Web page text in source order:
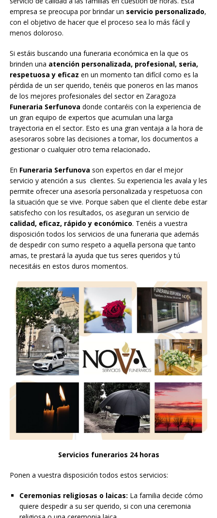
empresa se preocupa por brindar un servicio personalizado,
con el objetivo de hacer que el proceso sea lo más fácil y
menos doloroso.
Si estáis buscando una funeraria económica en la que os
brinden una atención personalizada, profesional, seria,
respetuosa y eficaz en un momento tan difícil como es la
pérdida de un ser querido, tenéis que poneros en las manos
de los mejores profesionales del sector en Zaragoza
Funeraria Serfunova donde contaréis con la experiencia de
un gran equipo de expertos que acumulan una larga
trayectoria en el sector. Esto es una gran ventaja a la hora de
asesoraros sobre las decisiones a tomar, los documentos a
gestionar o cualquier otro tema relacionado.
En Funeraria Serfunova son expertos en dar el mejor
servicio y atención a sus clientes. Su experiencia les avala y les
permite ofrecer una asesoría personalizada y respetuosa con
la situación que se vive. Porque saben que el cliente debe estar
satisfecho con los resultados, os aseguran un servicio de
calidad, eficaz, rápido y económico. Tenéis a vuestra
disposición todos los servicios de una funeraria que además
de despedir con sumo respeto a aquella persona que tanto
amas, te prestará la ayuda que tus seres queridos y tú
necesitáis en estos duros momentos.
Servicios funerarios 24 horas
Ponen a vuestra disposición todos estos servicios:
Ceremonias religiosas o laicas: La familia decide cómo
quiere despedir a su ser querido, si con una ceremonia